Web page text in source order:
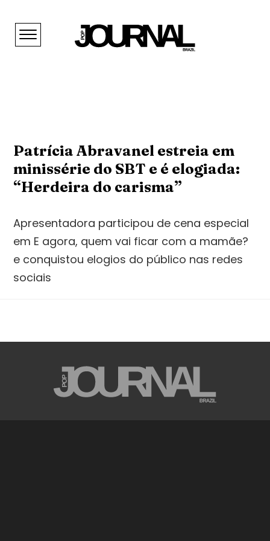
Patrícia Abravanel estreia em
minissérie do SBT e é elogiada:
“Herdeira do carisma”
Apresentadora participou de cena especial
em E agora, quem vai ficar com a mamãe?
e conquistou elogios do público nas redes
sociais